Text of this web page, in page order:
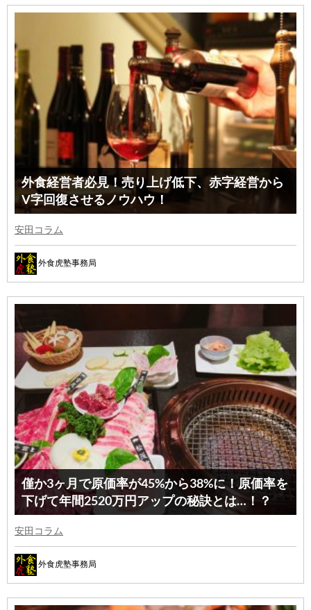
外食経営者必見！売り上げ低下、赤字経営から
V字回復させるノウハウ！
安田コラム
外食虎塾事務局
僅か3ヶ月で原価率が45%から38%に！原価率を
下げて年間2520万円アップの秘訣とは…！？
安田コラム
外食虎塾事務局